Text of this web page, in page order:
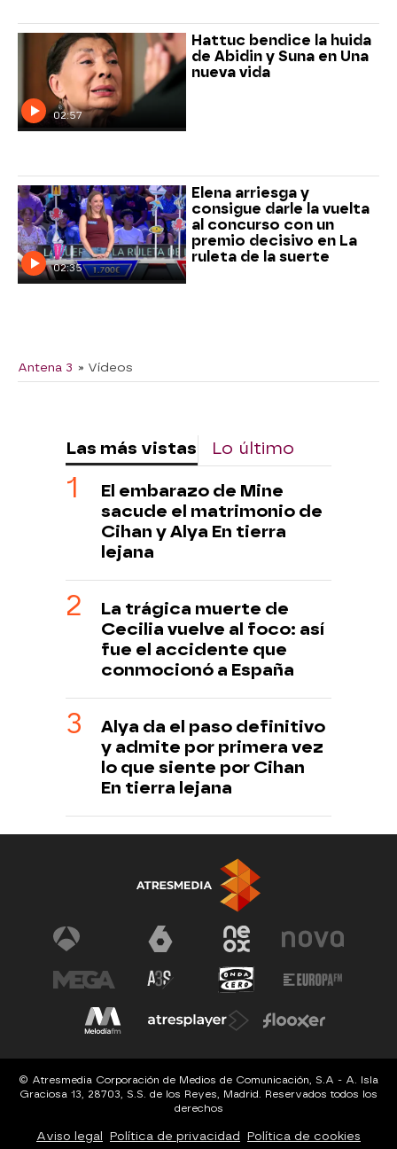
02:57
Hattuc bendice la huida
de Abidin y Suna en Una
nueva vida
02:35
Elena arriesga y
consigue darle la vuelta
al concurso con un
premio decisivo en La
ruleta de la suerte
Antena 3 » Vídeos
Las más vistas Lo último
El embarazo de Mine
sacude el matrimonio de
Cihan y Alya En tierra
lejana
La trágica muerte de
Cecilia vuelve al foco: así
fue el accidente que
conmocionó a España
Alya da el paso definitivo
y admite por primera vez
lo que siente por Cihan
En tierra lejana
© Atresmedia Corporación de Medios de Comunicación, S.A - A. Isla
Graciosa 13, 28703, S.S. de los Reyes, Madrid. Reservados todos los
derechos
Aviso legal Política de privacidad Política de cookies